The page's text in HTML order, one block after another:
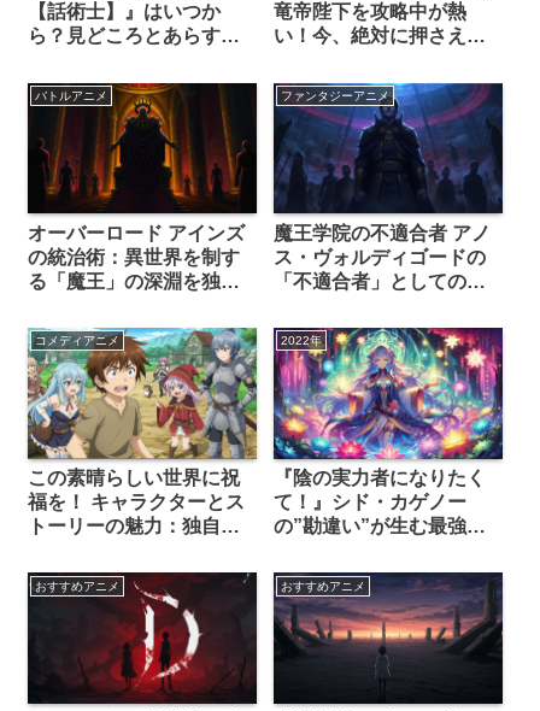
【話術士】』はいつか
ら？見どころとあらすじ
竜帝陛下を攻略中が熱
い！今、絶対に押さえる
バトルアニメ
オーバーロード アインズ
の統治術：異世界を制す
る「魔王」の深淵を独自
ファンタジーアニメ
魔王学院の不適合者 アノ
ス・ヴォルディゴードの
「不適合者」としての異
差別化！
コメディアニメ
この素晴らしい世界に祝
福を！ キャラクターとス
トーリーの魅力：独自分
2022年
『陰の実力者になりたく
て！』シド・カゲノー
の”勘違い”が生む最強の
別化！
おすすめアニメ おすすめアニメ